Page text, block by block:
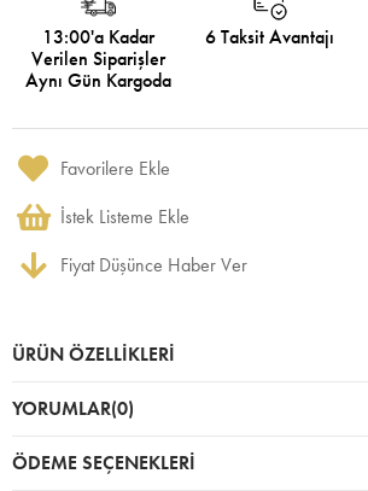
13:00'a Kadar
Verilen Siparişler
Aynı Gün Kargoda
6 Taksit Avantajı
Favorilere Ekle
İstek Listeme Ekle
Fiyat Düşünce Haber Ver
ÜRÜN ÖZELLIKLERI
YORUMLAR(0)
ÖDEME SEÇENEKLERI